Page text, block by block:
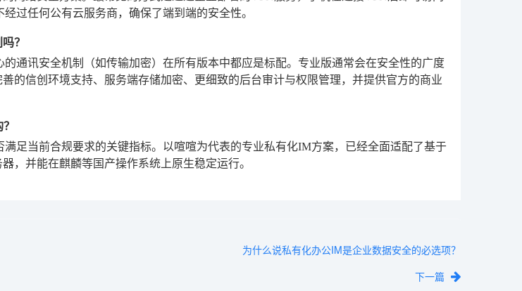
过任何公有云服务商，确保了端到端的安全性。
？
通讯安全机制（如传输加密）在所有版本中都应是标配。专业版通常会在安全性的广度
的信创环境支持、服务端存储加密、更细致的后台审计与权限管理，并提供官方的商业
足当前合规要求的关键指标。以喧喧为代表的专业私有化IM方案，已经全面适配了基于
，并能在麒麟等国产操作系统上原生稳定运行。
为什么说私有化办公IM是企业数据安全的必选项？
下一篇